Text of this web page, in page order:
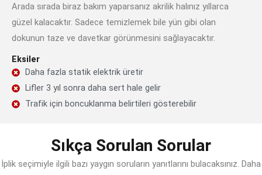
Arada sırada biraz bakım yaparsanız akrilik halınız yıllarca
güzel kalacaktır. Sadece temizlemek bile yün gibi olan
dokunun taze ve davetkar görünmesini sağlayacaktır.
Eksiler
Daha fazla statik elektrik üretir
Lifler 3 yıl sonra daha sert hale gelir
Trafik için boncuklanma belirtileri gösterebilir
Sıkça Sorulan Sorular
İplik seçimiyle ilgili bazı yaygın soruların yanıtlarını bulacaksınız. Daha